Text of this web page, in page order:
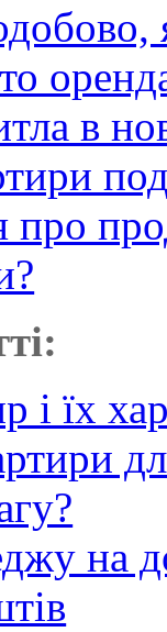
в
і їх
на